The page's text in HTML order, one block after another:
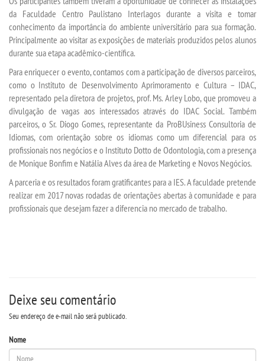
REPOSITÓRIO
MANUAIS
REGULAMENTOS
REGIMENTOS
RELATÓRIOS
PPC
RELATOS
da Faculdade Centro Paulistano Interlagos durante a visita e tomar
conhecimento da importância do ambiente universitário para sua formação.
Principalmente ao visitar as exposições de materiais produzidos pelos alunos
durante sua etapa acadêmico-científica.
Para enriquecer o evento, contamos com a participação de diversos parceiros,
como o Instituto de Desenvolvimento Aprimoramento e Cultura – IDAC,
representado pela diretora de projetos, prof. Ms. Arley Lobo, que promoveu a
divulgação de vagas aos interessados através do IDAC Social. Também
parceiros, o Sr. Diogo Gomes, representante da ProBUsiness Consultoria de
Idiomas, com orientação sobre os idiomas como um diferencial para os
profissionais nos negócios e o Instituto Dotto de Odontologia, com a presença
de Monique Bonfim e Natália Alves da área de Marketing e Novos Negócios.
A parceria e os resultados foram gratificantes para a IES. A faculdade pretende
realizar em 2017 novas rodadas de orientações abertas à comunidade e para
profissionais que desejam fazer a diferencia no mercado de trabalho.
Deixe seu comentário
Seu endereço de e-mail não será publicado.
Nome